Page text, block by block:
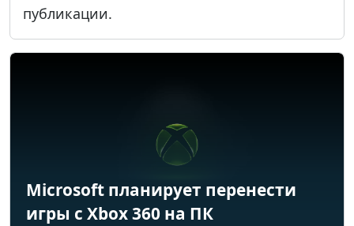
публикации.
Microsoft планирует перенести
игры с Xbox 360 на ПК